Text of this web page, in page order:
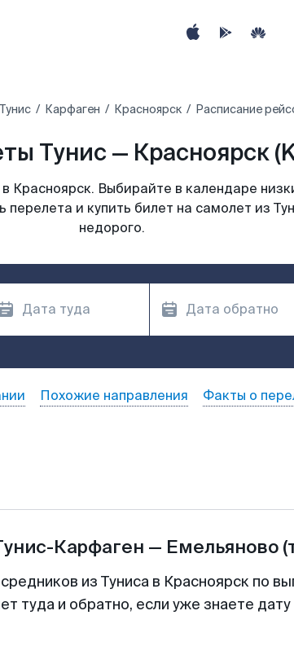
Тунис‎ Карфаген Красноярск Расписание
Тунис — Красноярск
Красноярск. Выбирайте в календаре
перелета и купить билет на самолет из
недорого.
Похожие направления Факты о
Карфаген — Емельяново
из Туниса в Красноярск по
туда и обратно, если уже знаете